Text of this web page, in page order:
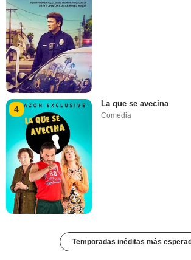
4
La que se avecina
Comedia
Temporadas inéditas más